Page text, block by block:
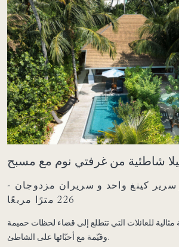
شاطئية من غرفتي نوم مع مسبح
سرير كينغ واحد و سريران مزدوجان -
226 مترًا مربعًا
مثالية للعائلات التي تتطلع إلى قضاء لحظات حميمة
وقيّمة مع أحبّائها على الشاطئ.